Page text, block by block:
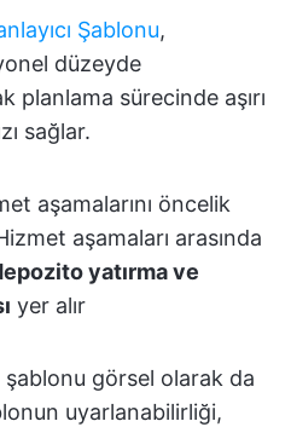
Şablonu,
düzeyde
planlama sürecinde aşırı
sağlar.
aşamalarını öncelik
aşamaları arasında
yatırma ve
yer alır
şablonu görsel olarak da
uyarlanabilirliği,